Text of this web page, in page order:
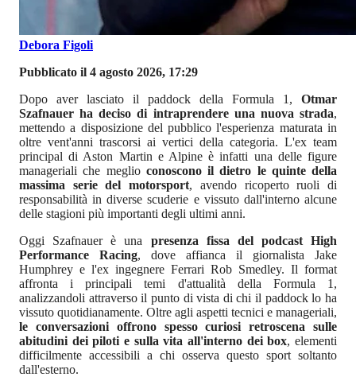
Debora Figoli
Pubblicato il 4 agosto 2026, 17:29
Dopo aver lasciato il paddock della Formula 1, Otmar
Szafnauer ha deciso di intraprendere una nuova strada,
mettendo a disposizione del pubblico l'esperienza maturata in
oltre vent'anni trascorsi ai vertici della categoria. L'ex team
principal di Aston Martin e Alpine è infatti una delle figure
manageriali che meglio conoscono il dietro le quinte della
massima serie del motorsport, avendo ricoperto ruoli di
responsabilità in diverse scuderie e vissuto dall'interno alcune
delle stagioni più importanti degli ultimi anni.
Oggi Szafnauer è una presenza fissa del podcast High
Performance Racing, dove affianca il giornalista Jake
Humphrey e l'ex ingegnere Ferrari Rob Smedley. Il format
affronta i principali temi d'attualità della Formula 1,
analizzandoli attraverso il punto di vista di chi il paddock lo ha
vissuto quotidianamente. Oltre agli aspetti tecnici e manageriali,
le conversazioni offrono spesso curiosi retroscena sulle
abitudini dei piloti e sulla vita all'interno dei box, elementi
difficilmente accessibili a chi osserva questo sport soltanto
dall'esterno.